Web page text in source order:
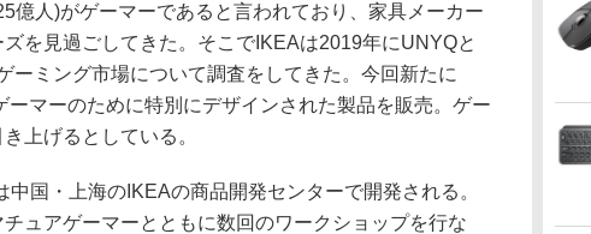
億人)がゲーマーであると言われており、家具メーカー
を見過ごしてきた。そこでIKEAは2019年にUNYQと
ーミング市場について調査をしてきた。今回新たに
ーマーのために特別にデザインされた製品を販売。ゲー
上げるとしている。
国・上海のIKEAの商品開発センターで開発される。
チュアゲーマーとともに数回のワークショップを行な